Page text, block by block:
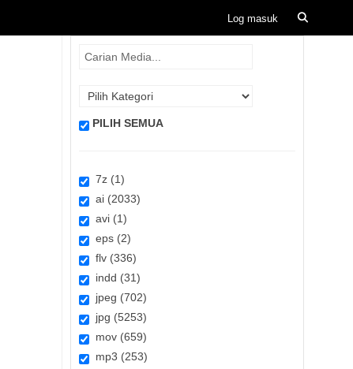
PILIH SEMUA
7z (1)
ai (2033)
avi (1)
eps (2)
flv (336)
indd (31)
jpeg (702)
jpg (5253)
mov (659)
mp3 (253)